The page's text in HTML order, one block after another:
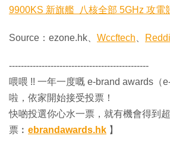
9900KS 新旗艦 八核全部 5GHz 攻電
Source：ezone.hk、 Wccftech
-----------------------------------------------
喂喂 !! 一年一度嘅 e-brand awards（
啦，依家開始接受投票！
快啲投選你心水一票，就有機會得到
票︰ ebrandawards.hk 】